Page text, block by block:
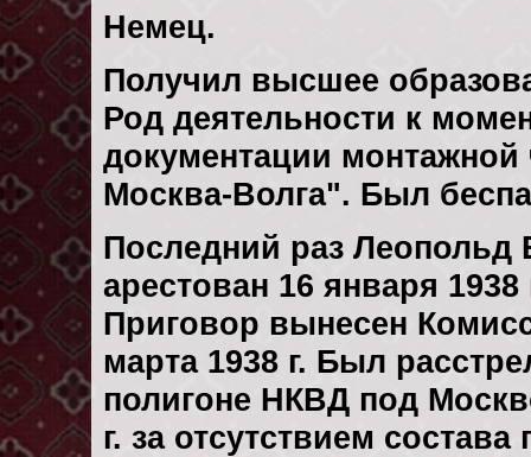
Немец.
Получил высшее
Род деятельности к
документации монтажной
Москва-Волга". Был
Последний раз
арестован 16 января 1938
Приговор вынесен
марта 1938 г. Был
полигоне НКВД под
г. за отсутствием